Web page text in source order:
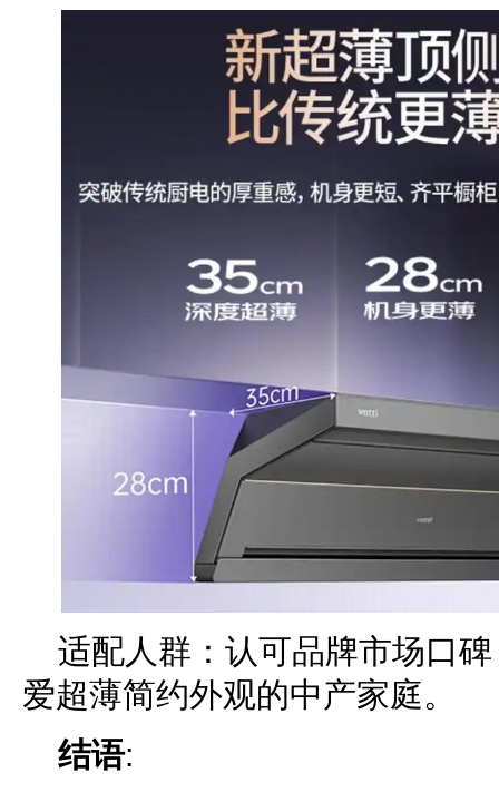
适配人群：认可品牌市场口
爱超薄简约外观的中产家庭。
结语: